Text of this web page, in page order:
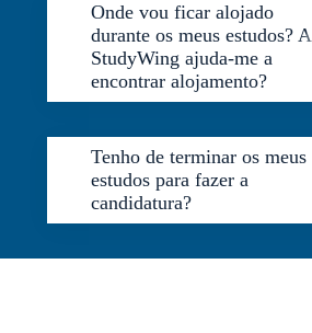
Onde vou ficar alojado
durante os meus estudos? A
StudyWing ajuda-me a
encontrar alojamento?
Tenho de terminar os meus
estudos para fazer a
candidatura?